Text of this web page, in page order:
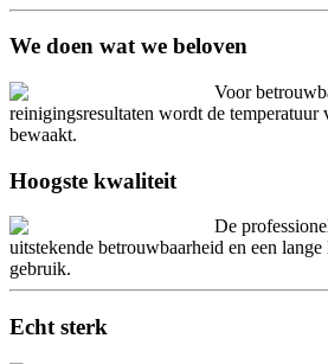
We doen wat we beloven
Voor
reinigingsresultaten wordt de temperatuur
bewaakt.
Hoogste kwaliteit
De
uitstekende betrouwbaarheid en een
gebruik.
Echt sterk